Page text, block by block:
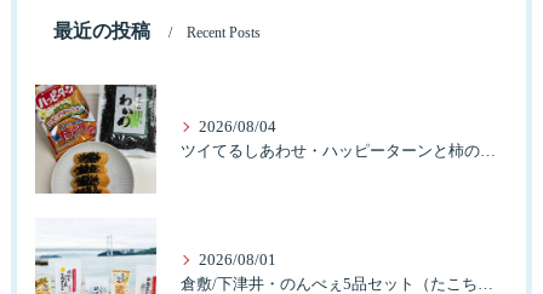
最近の投稿 Recent Posts
2026/08/04
ツイてるしあわせ・ハッピーターンと柿の種とそふとわかめふりかけとタコふりかけ・ハッピーコラボレーション
2026/08/01
倉敷/下津井・のんべぇ5品セット（たこちく、たこ玉、味付のり、串酢だこ、味付けけやわらか真だこチーズ）3歳のお子様も大好きなんですよ。